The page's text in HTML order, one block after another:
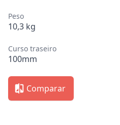
Peso
10,3 kg
Curso traseiro
100mm
Comparar